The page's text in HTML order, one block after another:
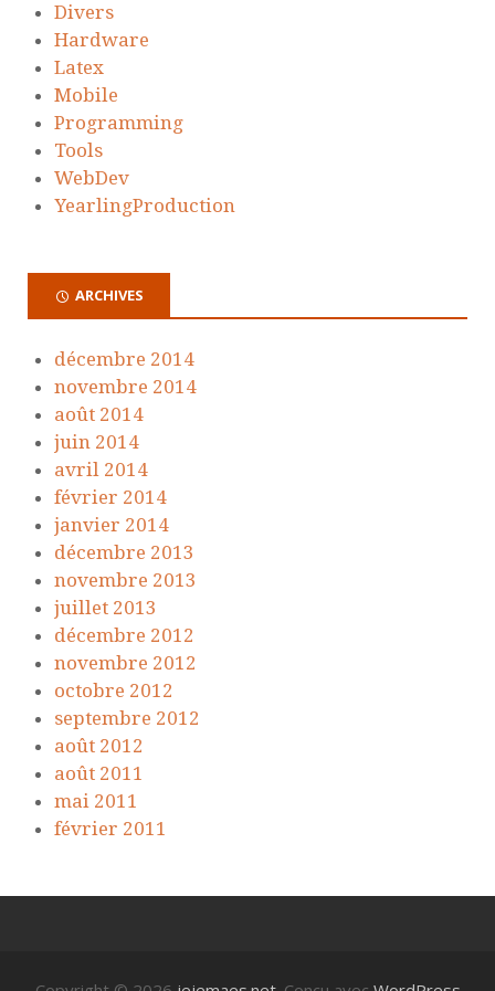
Divers
Hardware
Latex
Mobile
Programming
Tools
WebDev
YearlingProduction
ARCHIVES
décembre 2014
novembre 2014
août 2014
juin 2014
avril 2014
février 2014
janvier 2014
décembre 2013
novembre 2013
juillet 2013
décembre 2012
novembre 2012
octobre 2012
septembre 2012
août 2012
août 2011
mai 2011
février 2011